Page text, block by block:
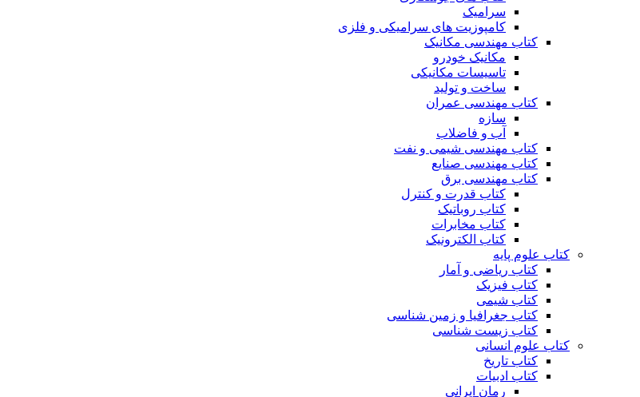
سرامیک
کامپوزیت های سرامیکی و فلزی
کتاب مهندسی مکانیک
مکانیک خودرو
تاسیسات مکانیکی
ساخت و تولید
کتاب مهندسی عمران
سازه
آب و فاضلاب
کتاب مهندسی شیمی و نفت
کتاب مهندسی صنایع
کتاب مهندسی برق
کتاب قدرت و کنترل
کتاب روباتیک
کتاب مخابرات
کتاب الکترونیک
کتاب علوم پایه
کتاب ریاضی و آمار
کتاب فیزیک
کتاب شیمی
کتاب جغرافیا و زمین شناسی
کتاب زیست شناسی
کتاب علوم انسانی
کتاب تاریخ
کتاب ادبیات
رمان ایرانی